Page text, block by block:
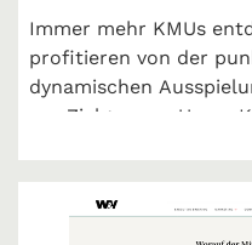
Immer mehr KMUs
profitieren von der
dynamischen
zur Zielgruppe. Unser